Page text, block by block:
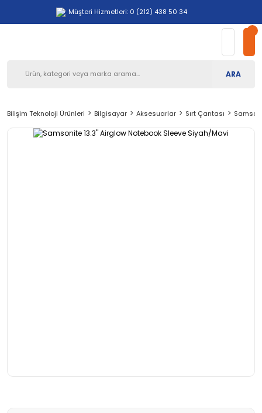
Müşteri Hizmetleri: 0 (212) 438 50 34
ARA
Bilişim Teknoloji Ürünleri Bilgisayar Aksesuarlar Sırt Çantası